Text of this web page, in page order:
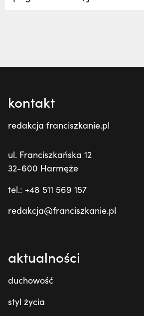
kontakt
redakcja franciszkanie.pl
ul. Franciszkańska 12
32-600 Harmęże
tel.: +48 511 569 157
redakcja@franciszkanie.pl
aktualności
duchowość
styl życia